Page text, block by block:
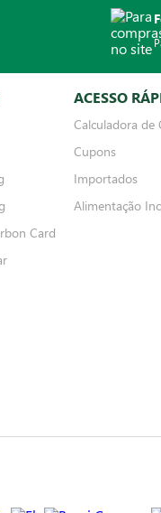
Card
ACESSO
Calculadora de
Cupons
Importados
Alimentação